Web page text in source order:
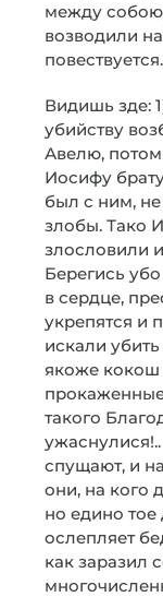
между собою,
возводили
Видишь зде:
убийству
Авелю, потом
Иосифу
был с ним,
злобы. Тако
злословили
Берегись
в сердце,
укрепятся и
искали
якоже кокош
такого
спущают, и
они, на кого
но едино тое
ослепляет
как заразил